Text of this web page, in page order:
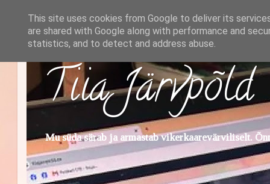
Tiia Järvpõld
Mu süda särab ja armastab vikerkaarevärviliselt.
This site uses cookies from Google to deliver its
are shared with Google along with performance and
statistics, and to detect and address abuse.